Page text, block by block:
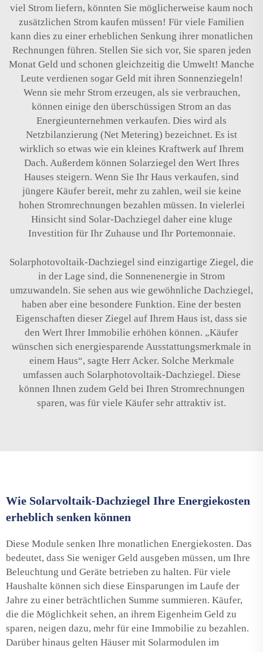
viel Strom liefern, könnten Sie möglicherweise kaum noch
zusätzlichen Strom kaufen müssen! Für viele Familien
kann dies zu einer erheblichen Senkung ihrer monatlichen
Rechnungen führen. Stellen Sie sich vor, Sie sparen jeden
Monat Geld und schonen gleichzeitig die Umwelt! Manche
Leute verdienen sogar Geld mit ihren Sonnenziegeln!
Wenn sie mehr Strom erzeugen, als sie verbrauchen,
können einige den überschüssigen Strom an das
Energieunternehmen verkaufen. Dies wird als
Netzbilanzierung (Net Metering) bezeichnet. Es ist
wirklich so etwas wie ein kleines Kraftwerk auf Ihrem
Dach. Außerdem können Solarziegel den Wert Ihres
Hauses steigern. Wenn Sie Ihr Haus verkaufen, sind
jüngere Käufer bereit, mehr zu zahlen, weil sie keine
hohen Stromrechnungen bezahlen müssen. In vielerlei
Hinsicht sind Solar-Dachziegel daher eine kluge
Investition für Ihr Zuhause und Ihr Portemonnaie.
Solarphotovoltaik-Dachziegel sind einzigartige Ziegel, die
in der Lage sind, die Sonnenenergie in Strom
umzuwandeln. Sie sehen aus wie gewöhnliche Dachziegel,
haben aber eine besondere Funktion. Eine der besten
Eigenschaften dieser Ziegel auf Ihrem Haus ist, dass sie
den Wert Ihrer Immobilie erhöhen können. „Käufer
wünschen sich energiesparende Ausstattungsmerkmale in
einem Haus“, sagte Herr Acker. Solche Merkmale
umfassen auch Solarphotovoltaik-Dachziegel. Diese
können Ihnen zudem Geld bei Ihren Stromrechnungen
sparen, was für viele Käufer sehr attraktiv ist.
Wie Solarvoltaik-Dachziegel Ihre Energiekosten
erheblich senken können
Diese Module senken Ihre monatlichen Energiekosten. Das
bedeutet, dass Sie weniger Geld ausgeben müssen, um Ihre
Beleuchtung und Geräte betrieben zu halten. Für viele
Haushalte können sich diese Einsparungen im Laufe der
Jahre zu einer beträchtlichen Summe summieren. Käufer,
die die Möglichkeit sehen, an ihrem Eigenheim Geld zu
sparen, neigen dazu, mehr für eine Immobilie zu bezahlen.
Darüber hinaus gelten Häuser mit Solarmodulen im